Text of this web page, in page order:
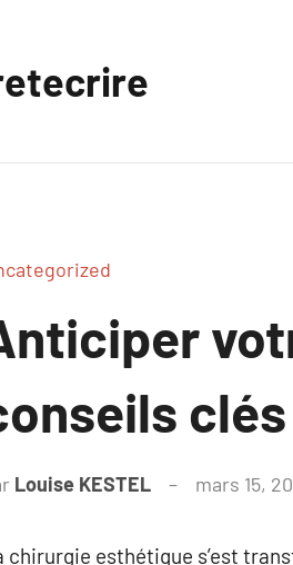
Louise KESTEL mars 15,
chirurgie esthétique s’est